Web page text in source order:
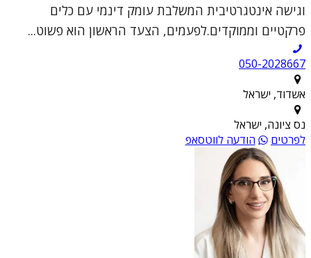
וגישה אינטגרטיבית המשלבת עומק דינמי עם כלים
פרקטיים וממוקדים.לפעמים, הצעד הראשון הוא פשוט...
050-2028667
אשדוד, ישראל
נס ציונה, ישראל
לפרטים
הודעה לווטסאפ